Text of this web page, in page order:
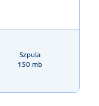
Szpula
150 mb